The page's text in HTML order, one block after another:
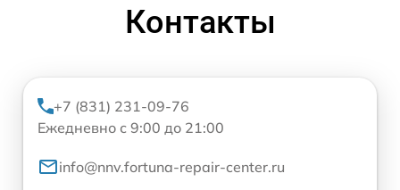
Контакты
+7 (831) 231-09-76
Ежедневно с 9:00 до 21:00
info@nnv.fortuna-repair-center.ru